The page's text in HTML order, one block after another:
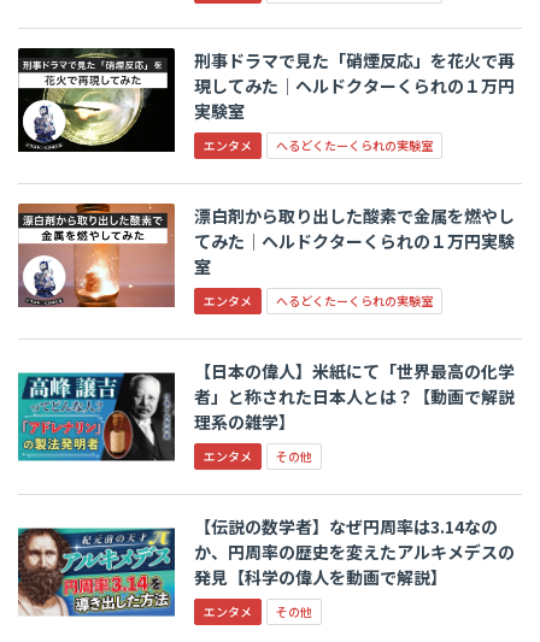
刑事ドラマで見た「硝煙反応」を花火で再
現してみた│ヘルドクターくられの１万円
実験室
エンタメ へるどくたーくられの実験室
漂白剤から取り出した酸素で金属を燃やし
てみた│ヘルドクターくられの１万円実験
室
エンタメ へるどくたーくられの実験室
【日本の偉人】米紙にて「世界最高の化学
者」と称された日本人とは？【動画で解説
理系の雑学】
エンタメ その他
【伝説の数学者】なぜ円周率は3.14なの
か、円周率の歴史を変えたアルキメデスの
発見【科学の偉人を動画で解説】
エンタメ その他